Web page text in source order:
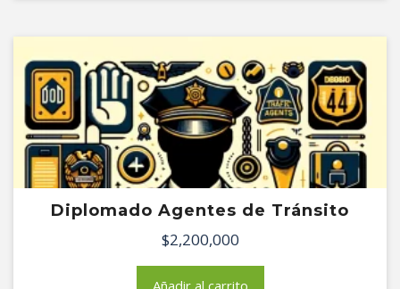
Diplomado Agentes de Tránsito
$2,200,000